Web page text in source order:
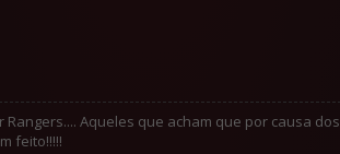
Aqueles que acham que por causa dos
feito!!!!!